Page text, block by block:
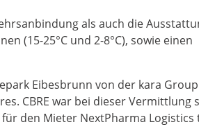
als auch die
(15-25°C und 2-8°C), sowie einen
Eibesbrunn von der kara
CBRE war bei dieser Vermittlung
den Mieter NextPharma Logistics